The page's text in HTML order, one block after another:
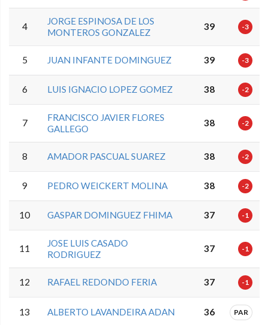
4
JORGE ESPINOSA DE LOS
MONTEROS GONZALEZ
39 -3
5 JUAN INFANTE DOMINGUEZ 39 -3
6 LUIS IGNACIO LOPEZ GOMEZ 38 -2
7
FRANCISCO JAVIER FLORES
GALLEGO
38 -2
8 AMADOR PASCUAL SUAREZ 38 -2
9 PEDRO WEICKERT MOLINA 38 -2
10 GASPAR DOMINGUEZ FHIMA 37 -1
11
JOSE LUIS CASADO
RODRIGUEZ
37 -1
12 RAFAEL REDONDO FERIA 37 -1
13 ALBERTO LAVANDEIRA ADAN 36 PAR